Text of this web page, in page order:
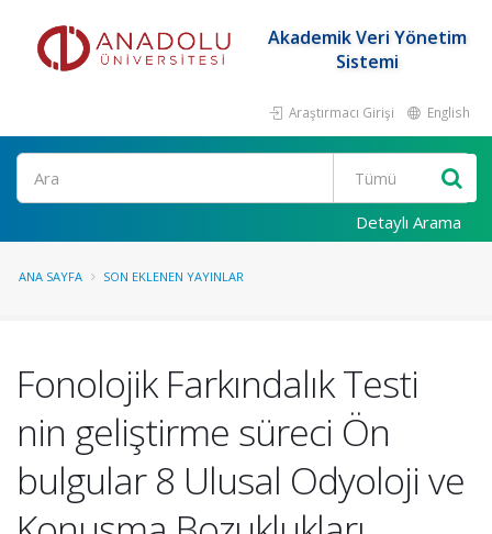
Akademik Veri Yönetim
Sistemi
Araştırmacı Girişi English
Ara
Detaylı Arama
ANA SAYFA SON EKLENEN YAYINLAR
Fonolojik Farkındalık Testi
nin geliştirme süreci Ön
bulgular 8 Ulusal Odyoloji ve